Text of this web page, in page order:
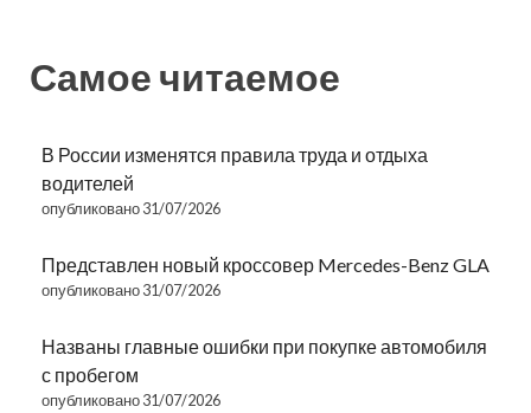
Самое читаемое
В России изменятся правила труда и отдыха
водителей
опубликовано 31/07/2026
Представлен новый кроссовер Mercedes-Benz GLA
опубликовано 31/07/2026
Названы главные ошибки при покупке автомобиля
с пробегом
опубликовано 31/07/2026